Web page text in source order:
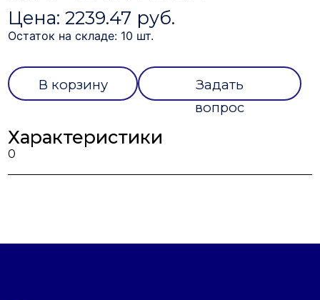
Цена: 2239.47 руб.
Остаток на складе: 10 шт.
В корзину
Задать
вопрос
Характеристики
0